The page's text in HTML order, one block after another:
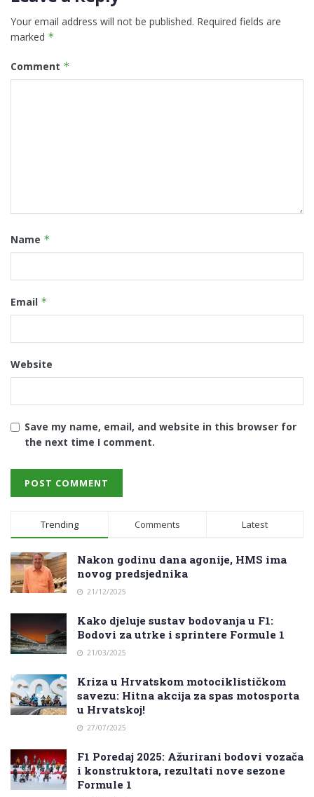
Your email address will not be published. Required fields are
marked *
Comment *
Name *
Email *
Website
Save my name, email, and website in this browser for
the next time I comment.
Trending Comments Latest
Nakon godinu dana agonije, HMS ima
novog predsjednika
21/12/2025
Kako djeluje sustav bodovanja u F1:
Bodovi za utrke i sprintere Formule 1
21/03/2025
Kriza u Hrvatskom motociklističkom
savezu: Hitna akcija za spas motosporta
u Hrvatskoj!
27/07/2025
F1 Poredaj 2025: Ažurirani bodovi vozača
i konstruktora, rezultati nove sezone
Formule 1